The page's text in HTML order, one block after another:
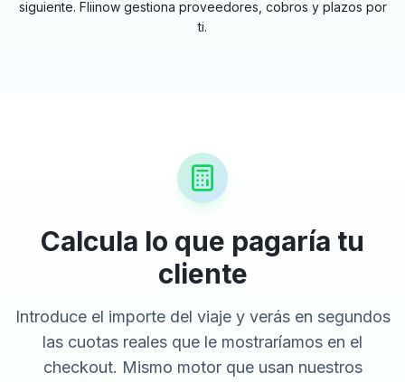
siguiente. Fliinow gestiona proveedores, cobros y plazos por
ti.
Calcula lo que pagaría tu
cliente
Introduce el importe del viaje y verás en segundos
las cuotas reales que le mostraríamos en el
checkout. Mismo motor que usan nuestros